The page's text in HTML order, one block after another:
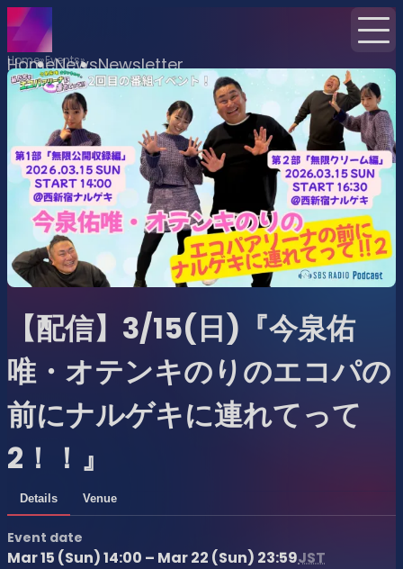
HomeNewsNewsletter
Home Events
【配信】3/15(日)『今泉佑
唯・オテンキのりのエコパの
前にナルゲキに連れてって
2！！』
Details Venue
Event date
Mar 15 (Sun) 14:00 – Mar 22 (Sun) 23:59JST